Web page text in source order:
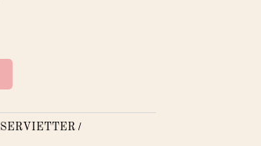
SERVIETTER